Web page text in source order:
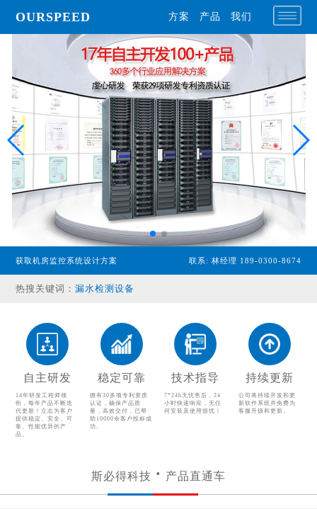
OURSPEED 方案 产品 我们
获取机房监控系统设计方案 联系: 林经理 189-0300-8674
热搜关键词：
专业型主机
漏水检测设备
配电监控设备
气体监控设备
其他配件产品
自主研发
14年研发工程师领
衔，每年产品不断迭
代更新！立志为客户
提供稳定、安全、可
靠、性能优异的产
品。
稳定可靠
拥有30多项专利资质
认证，确保产品质
量，高效交付，已帮
助10000余客户投标成
功。
技术指导
7*24h无忧售后，24
小时快速响应，无任
何安装及使用烦忧！
持续更新
公司将持续开发和更
新软件系统并免费为
客服升级和更新。
斯必得科技 产品直通车